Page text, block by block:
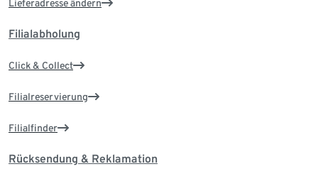
Lieferadresse ändern
Filialabholung
Click & Collect
Filialreservierung
Filialfinder
Rücksendung & Reklamation